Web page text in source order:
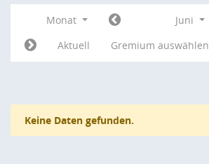
Monat Juni
Aktuell
Gremium auswählen
Keine Daten gefunden.